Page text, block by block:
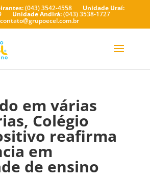
(043) 3542-4558 Unidade Uraí:
Unidade Andirá:(043) 3538-1727
contato@grupoecel.com.br
em várias
Colégio
reafirma
em
de ensino